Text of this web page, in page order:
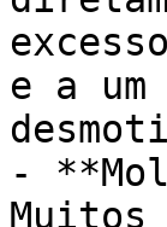
e a
-
Muitos